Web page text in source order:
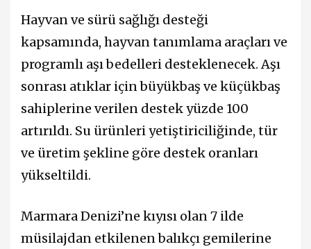
Hayvan ve sürü sağlığı desteği
kapsamında, hayvan tanımlama araçları ve
programlı aşı bedelleri desteklenecek. Aşı
sonrası atıklar için büyükbaş ve küçükbaş
sahiplerine verilen destek yüzde 100
artırıldı. Su ürünleri yetiştiriciliğinde, tür
ve üretim şekline göre destek oranları
yükseltildi.
Marmara Denizi’ne kıyısı olan 7 ilde
müsilajdan etkilenen balıkçı gemilerine